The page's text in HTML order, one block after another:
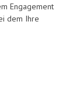
Engagement
dem Ihre